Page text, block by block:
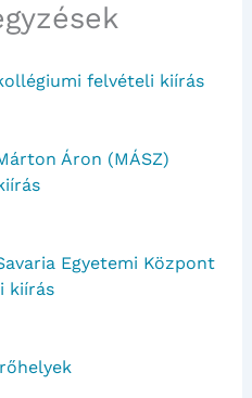
felvételi kiírás
Áron (MÁSZ)
Egyetemi Központ
kiírás